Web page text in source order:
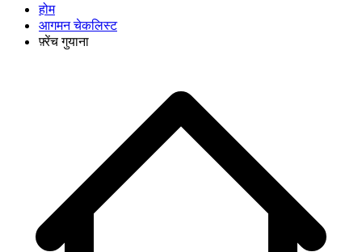
होम
आगमन चेकलिस्ट
फ़्रेंच गुयाना